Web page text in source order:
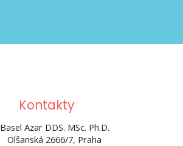
Kontakty
Basel Azar DDS. MSc. Ph.D.
Olšanská 2666/7, Praha